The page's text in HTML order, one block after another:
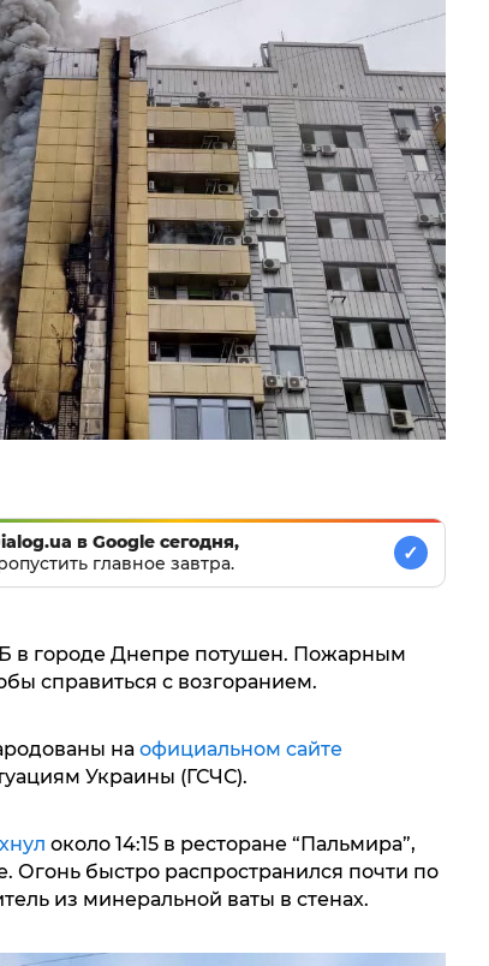
в Google сегодня,
главное завтра.
✓
в городе Днепре потушен. Пожарным
справиться с возгоранием.
на официальном сайте
Украины (ГСЧС).
около 14:15 в ресторане “Пальмира”,
Огонь быстро распространился почти по
из минеральной ваты в стенах.